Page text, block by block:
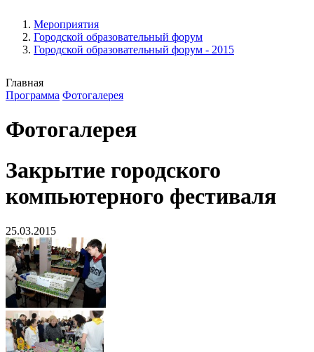
Мероприятия
Городской образовательный форум
Городской образовательный форум - 2015
Главная
Программа Фотогалерея
Фотогалерея
Закрытие городского
компьютерного фестиваля
25.03.2015